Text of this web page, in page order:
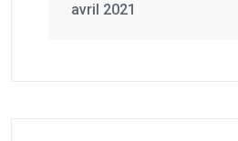
avril 2021